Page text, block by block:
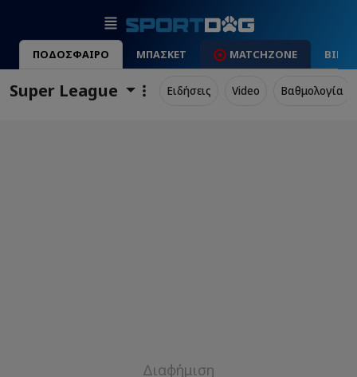
ΠΟΔΟΣΦΑΙΡΟ ΜΠΑΣΚΕΤ MATCHZONE
Super League Ειδήσεις Video Βαθμολογία